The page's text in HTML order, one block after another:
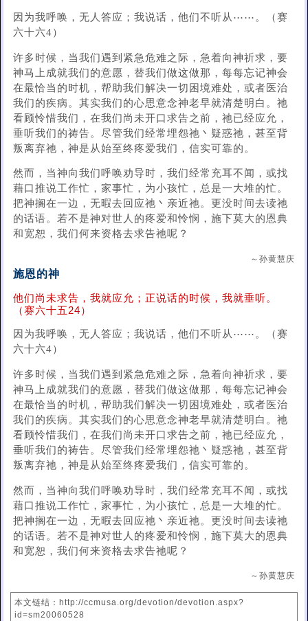
因为我呼唤，无人答应；我说话，他们不听从⋯⋯。（赛
六十六4）
许多时候，当我们遇到紧急危难之际，急着向神祈求，要
神马上成就我们的意愿，替我们做这做那，每每忘记神会
在最恰当的时机，帮助我们解决一切困境难处，或者医治
我们的疾病。其实我们的心思意念神老早就清楚明白。祂
看顾怜惜我们，在我们尚未开口求告之前，祂已经应允，
垂听我们的祷告。尽管我们经常埋怨祂丶疑惑祂，甚至背
叛离弃祂，神是从始至终疼爱我们，信实可靠的。
然而，当神向我们呼唤劝导时，我们经常充耳不闻，或找
藉口推说工作忙，家事忙，为小孩忙，总是一大堆的忙。
把神搁在一边，无暇去回应祂丶亲近祂。更没时间去读祂
的话语。若不是神对世人的疼爱和怜悯，施下莫大的恩典
和宽恕，我们何来资格去求告祂呢？
～孙黄慧庆
施恩的神
他们尚未求告，我就应允；正说话的时候，我就垂听。
（赛六十五24）
因为我呼唤，无人答应；我说话，他们不听从⋯⋯。（赛
六十六4）
许多时候，当我们遇到紧急危难之际，急着向神祈求，要
神马上成就我们的意愿，替我们做这做那，每每忘记神会
在最恰当的时机，帮助我们解决一切困境难处，或者医治
我们的疾病。其实我们的心思意念神老早就清楚明白。祂
看顾怜惜我们，在我们尚未开口求告之前，祂已经应允，
垂听我们的祷告。尽管我们经常埋怨祂丶疑惑祂，甚至背
叛离弃祂，神是从始至终疼爱我们，信实可靠的。
然而，当神向我们呼唤劝导时，我们经常充耳不闻，或找
藉口推说工作忙，家事忙，为小孩忙，总是一大堆的忙。
把神搁在一边，无暇去回应祂丶亲近祂。更没时间去读祂
的话语。若不是神对世人的疼爱和怜悯，施下莫大的恩典
和宽恕，我们何来资格去求告祂呢？
～孙黄慧庆
本文链结：http://ccmusa.org/devotion/devotion.aspx?
id=sm20060528